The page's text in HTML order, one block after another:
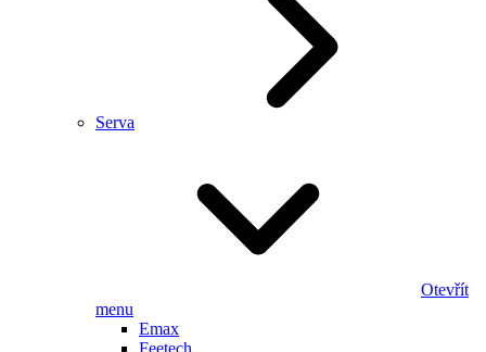
Serva
Otevřít
menu
Emax
Feetech